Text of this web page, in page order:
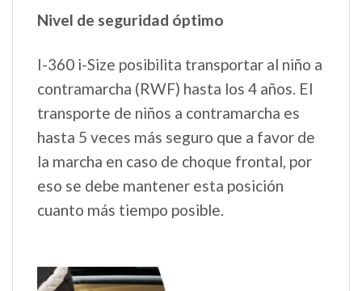
Nivel de seguridad óptimo
I-360 i-Size posibilita transportar al niño a
contramarcha (RWF) hasta los 4 años. El
transporte de niños a contramarcha es
hasta 5 veces más seguro que a favor de
la marcha en caso de choque frontal, por
eso se debe mantener esta posición
cuanto más tiempo posible.